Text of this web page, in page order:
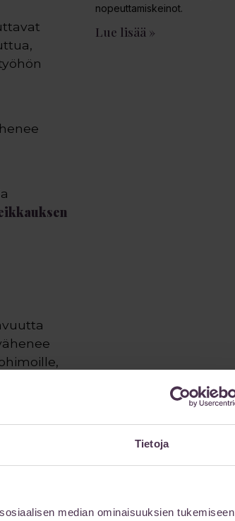
Tietoja
median ominaisuuksien tukemiseen
välein
kipuja ei
nopeuttamiskeinot.
Lue lisää »